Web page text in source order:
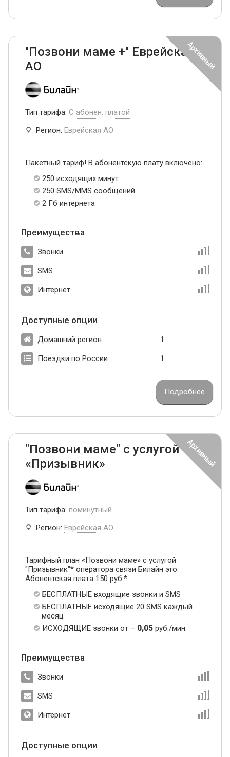
''Позвони маме +'' Еврейская
АО
Тип тарифа: С абонен. платой
Регион: Еврейская АО
Пакетный тариф! В абонентскую плату включено:
250 исходящих минут
250 SMS/MMS сообщений
2 Гб интернета
Преимущества
Звонки
SMS
Интернет
Доступные опции
Домашний регион 1
Поездки по России 1
Подробнее
"Позвони маме" с услугой
«Призывник»
Тип тарифа: поминутный
Регион: Еврейская АО
Тарифный план «Позвони маме» с услугой
"Призывник"* оператора связи Билайн это:
Абонентская плата 150 руб.*
БЕСПЛАТНЫЕ входящие звонки и SMS
БЕСПЛАТНЫЕ исходящие 20 SMS каждый
месяц
ИСХОДЯЩИЕ звонки от – 0,05 руб./мин.
Преимущества
Звонки
SMS
Интернет
Доступные опции